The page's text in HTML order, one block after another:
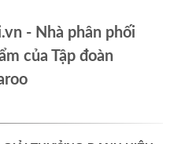
- Nhà phân phối
của Tập đoàn